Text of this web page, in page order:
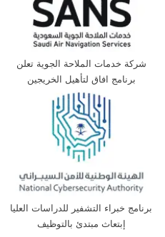
شركة خدمات الملاحة الجوية تعلن
برنامج افاق لتأهيل الخريجين
برنامج خبراء التشفير للدراسات العليا
إبتعاث مبتدئ بالتوظيف